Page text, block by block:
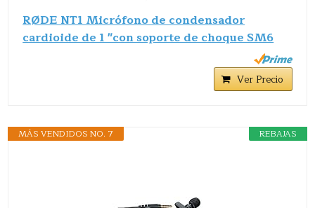
RØDE NT1 Micrófono de condensador
cardioide de 1 "con soporte de choque SM6
Ver Precio
REBAJAS
MÁS VENDIDOS NO. 7